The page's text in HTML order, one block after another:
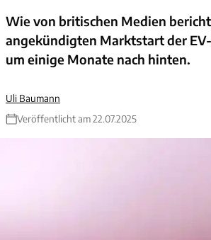
Wie von britischen Medien
angekündigten Marktstart der
um einige Monate nach hinten.
Uli Baumann
Veröffentlicht am 22.07.2025